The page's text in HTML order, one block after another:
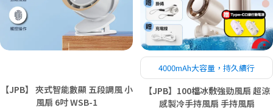
【JPB】 夾式智能數顯 五段調風 小
風扇 6吋 WSB-1
4000mAh大容量，持久續行
【JPB】100檔冰敷強勁風扇 超涼
感製冷手持風扇 手持風扇